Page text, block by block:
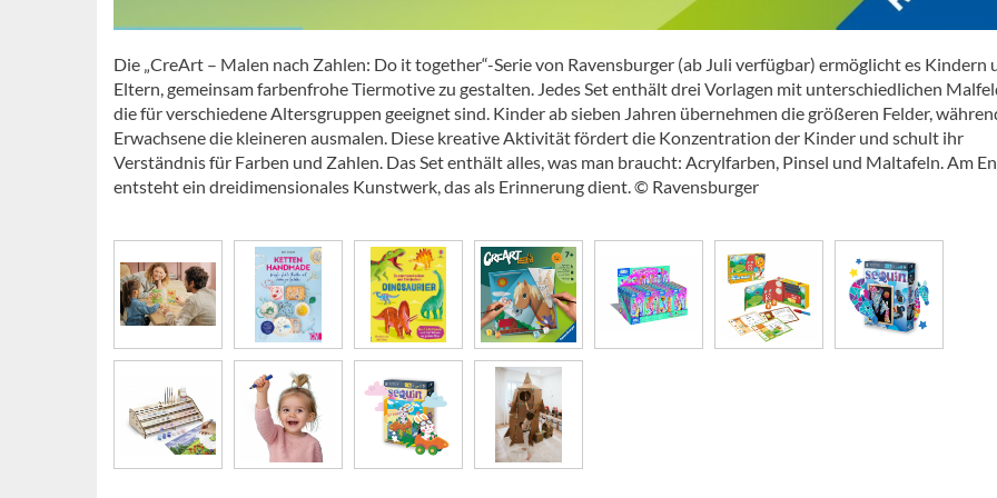
Die „CreArt – Malen nach Zahlen: Do it together“-Serie von Ravensburger (ab Juli verfügbar) ermöglicht es Kindern
Eltern, gemeinsam farbenfrohe Tiermotive zu gestalten. Jedes Set enthält drei Vorlagen mit unterschiedlichen
die für verschiedene Altersgruppen geeignet sind. Kinder ab sieben Jahren übernehmen die größeren Felder,
Erwachsene die kleineren ausmalen. Diese kreative Aktivität fördert die Konzentration der Kinder und schult ihr
Verständnis für Farben und Zahlen. Das Set enthält alles, was man braucht: Acrylfarben, Pinsel und Maltafeln. Am
entsteht ein dreidimensionales Kunstwerk, das als Erinnerung dient. © Ravensburger